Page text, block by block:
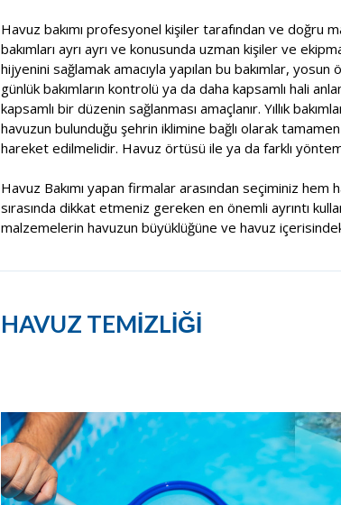
Havuz bakımı profesyonel kişiler tarafından ve doğru
bakımları ayrı ayrı ve konusunda uzman kişiler ve
hijyenini sağlamak amacıyla yapılan bu bakımlar,
günlük bakımların kontrolü ya da daha kapsamlı hali
kapsamlı bir düzenin sağlanması amaçlanır. Yıllık
havuzun bulunduğu şehrin iklimine bağlı olarak
hareket edilmelidir. Havuz örtüsü ile ya da farklı
Havuz Bakımı yapan firmalar arasından seçiminiz hem
sırasında dikkat etmeniz gereken en önemli ayrıntı
malzemelerin havuzun büyüklüğüne ve havuz
HAVUZ TEMİZLİĞİ